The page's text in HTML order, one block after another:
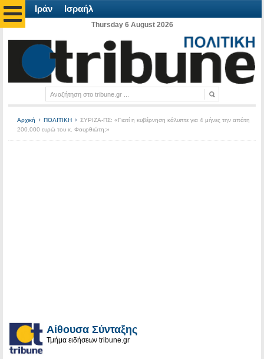
Ιράν Ισραήλ
Thursday 6 August 2026
Αρχική ΠΟΛΙΤΙΚΗ
ΣΥΡΙΖΑ-ΠΣ: «Γιατί η κυβέρνηση κάλυπτε για 4 μήνες την απάτη
200.000 ευρώ του κ. Φουρθιώτη;»
Αίθουσα Σύνταξης
Τμήμα ειδήσεων tribune.gr